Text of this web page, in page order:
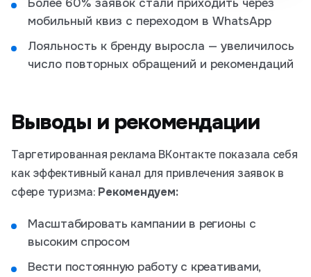
Более 60% заявок стали приходить через
мобильный квиз с переходом в WhatsApp
Лояльность к бренду выросла — увеличилось
число повторных обращений и рекомендаций
Выводы и рекомендации
Таргетированная реклама ВКонтакте показала себя
как эффективный канал для привлечения заявок в
сфере туризма: Рекомендуем:
Масштабировать кампании в регионы с
высоким спросом
Вести постоянную работу с креативами,